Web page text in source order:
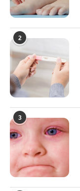
2
3